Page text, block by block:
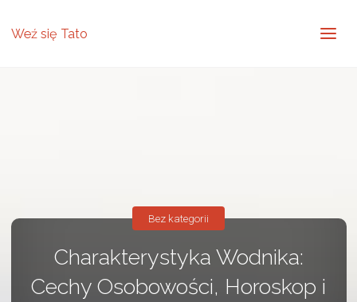
Weź się Tato
Charakterystyka Wodnika:
Cechy Osobowości, Horoskop i
Bez kategorii